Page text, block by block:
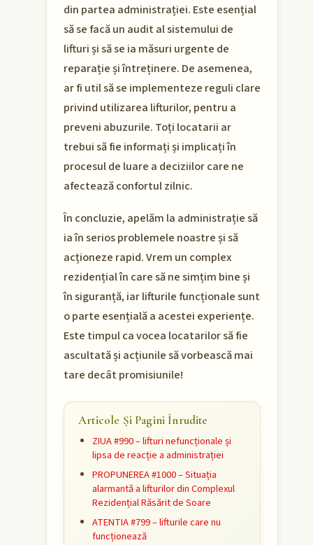
din partea administrației. Este esențial
să se facă un audit al sistemului de
lifturi și să se ia măsuri urgente de
reparație și întreținere. De asemenea,
ar fi util să se implementeze reguli clare
privind utilizarea lifturilor, pentru a
preveni abuzurile. Toți locatarii ar
trebui să fie informați și implicați în
procesul de luare a deciziilor care ne
afectează confortul zilnic.
În concluzie, apelăm la administrație să
ia în serios problemele noastre și să
acționeze rapid. Vrem un complex
rezidențial în care să ne simțim bine și
în siguranță, iar lifturile funcționale sunt
o parte esențială a acestei experiențe.
Este timpul ca vocea locatarilor să fie
ascultată și acțiunile să vorbească mai
tare decât promisiunile!
Articole Și Pagini Înrudite
ZIUA #990 – lifturi nefuncționale și
lipsa de reacție a administrației
PROPUNEREA #1000 – Situația
alarmantă a lifturilor din Complexul
Rezidențial Răsărit de Soare
ATENTIA #799 – lifturile care nu
funcționează